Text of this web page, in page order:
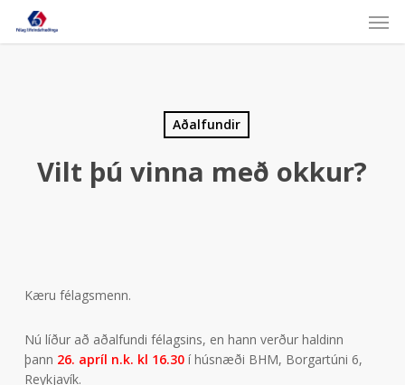
main
Aðalfundir
Vilt þú vinna með okkur?
Kæru félagsmenn.
Nú líður að aðalfundi félagsins, en hann verður haldinn
þann 26. apríl n.k. kl 16.30í húsnæði BHM, Borgartúni 6,
Reykjavík.